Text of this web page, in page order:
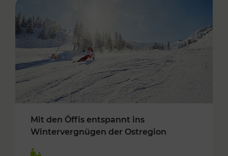
Mit den Öffis entspannt ins
Wintervergnügen der Ostregion